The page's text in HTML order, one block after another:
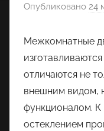
Опубликовано 24
Межкомнатные
отличаются не
внешним видом,
функционалом.
остеклением